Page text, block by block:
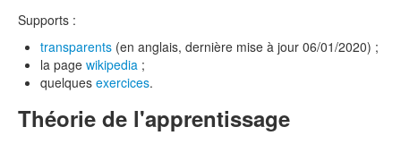
Supports :
transparents (en anglais, dernière mise à jour 06/01/2020) ;
la page wikipedia ;
quelques exercices.
Théorie de l'apprentissage